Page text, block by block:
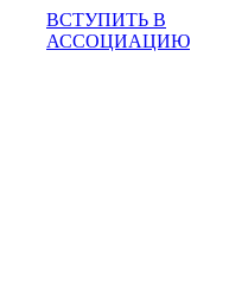
ВСТУПИТЬ В
АССОЦИАЦИЮ